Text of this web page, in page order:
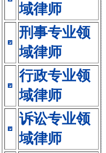
域律师
刑事专业领
域律师
行政专业领
域律师
诉讼专业领
域律师